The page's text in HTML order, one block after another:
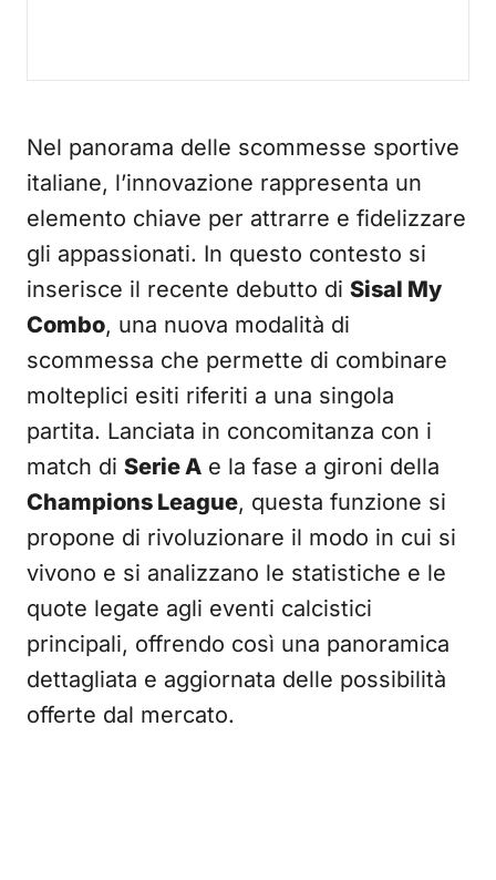
Nel panorama delle scommesse sportive
italiane, l’innovazione rappresenta un
elemento chiave per attrarre e fidelizzare
gli appassionati. In questo contesto si
inserisce il recente debutto di Sisal My
Combo, una nuova modalità di
scommessa che permette di combinare
molteplici esiti riferiti a una singola
partita. Lanciata in concomitanza con i
match di Serie A e la fase a gironi della
Champions League, questa funzione si
propone di rivoluzionare il modo in cui si
vivono e si analizzano le statistiche e le
quote legate agli eventi calcistici
principali, offrendo così una panoramica
dettagliata e aggiornata delle possibilità
offerte dal mercato.